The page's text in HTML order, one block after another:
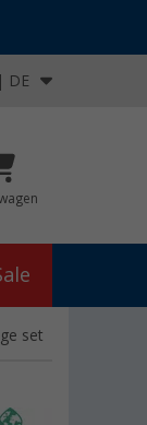
DE
set